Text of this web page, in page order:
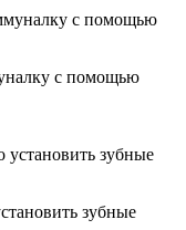
с помощью
зубные